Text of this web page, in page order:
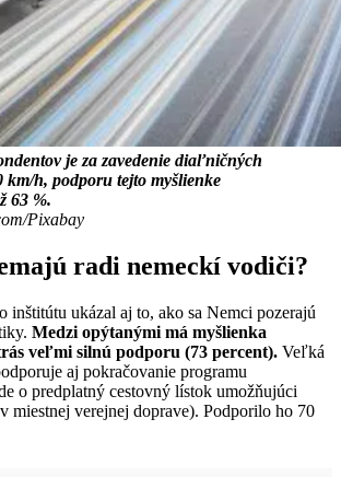
je za zavedenie diaľničných
km/h, podporu tejto myšlienke
63 %.
Pixabay
radi nemeckí vodiči?
inštitútu ukázal aj to, ako sa Nemci pozerajú
Medzi opýtanými má myšlienka
veľmi silnú podporu (73 percent). Veľká
aj pokračovanie programu
o predplatný cestovný lístok umožňujúci
miestnej verejnej doprave). Podporilo ho 70